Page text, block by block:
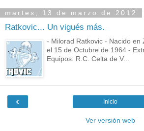
martes, 13 de marzo de 2012
Ratkovic... Un vigués más.
- Milorad Ratkovic - Nacido en
el 15 de Octubre de 1964 -
Equipos: R.C. Celta de V...
‹ Inicio
Ver versión web